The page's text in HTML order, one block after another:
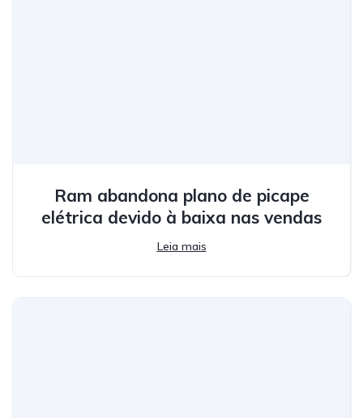
Ram abandona plano de picape
elétrica devido à baixa nas vendas
Leia mais